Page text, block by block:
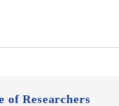
of Researchers